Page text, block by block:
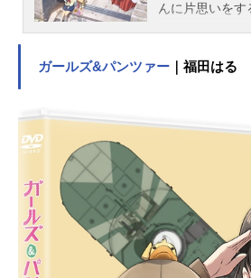
んに片思いを
神(うかのみた
都を舞台に繰り
様!恋に友情に
いく少女のま
る、青春の全て
す。作品名いな
ろは。放送形態
ル2014年1月15
月19日（水）
ガールズ&パンツァー ｜福田はる